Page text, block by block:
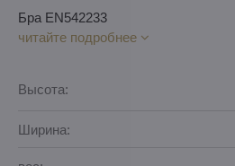
Бра EN542233
читайте подробнее
Высота:
Ширина: